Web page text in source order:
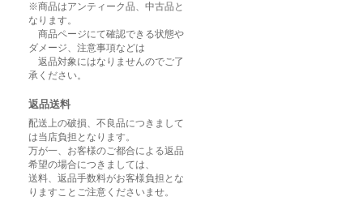
※商品はアンティーク品、中古品と
なります。
商品ページにて確認できる状態や
ダメージ、注意事項などは
返品対象にはなりませんのでご了
承ください。
返品送料
配送上の破損、不良品につきまして
は当店負担となります。
万が一、お客様のご都合による返品
希望の場合につきましては、
送料、返品手数料がお客様負担とな
りますことご注意くださいませ。